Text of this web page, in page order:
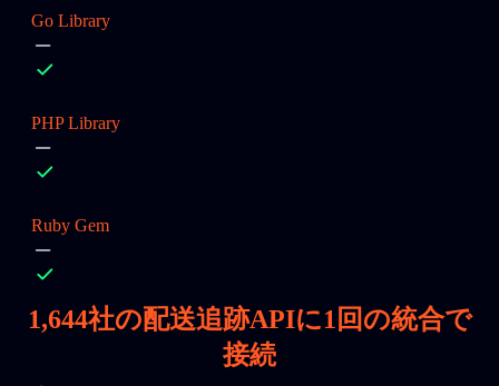
Go Library
PHP Library
Ruby Gem
1,644社の配送追跡APIに1回の統合で
接続